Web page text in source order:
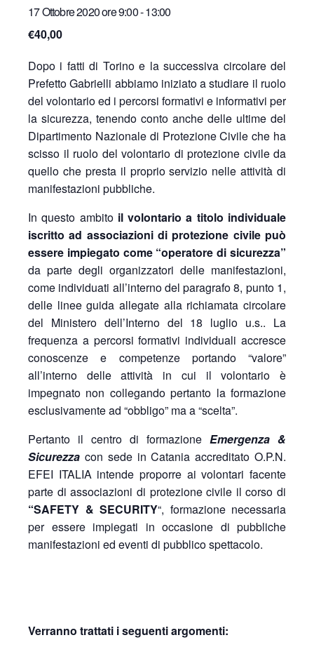
17 Ottobre 2020 ore 9:00-13:00
€40,00
Dopo i fatti di Torino e la successiva circolare del
Prefetto Gabrielli abbiamo iniziato a studiare il ruolo
del volontario ed i percorsi formativi e informativi per
la sicurezza, tenendo conto anche delle ultime del
Dipartimento Nazionale di Protezione Civile che ha
scisso il ruolo del volontario di protezione civile da
quello che presta il proprio servizio nelle attività di
manifestazioni pubbliche.
In questo ambito il volontario a titolo individuale
iscritto ad associazioni di protezione civile può
essere impiegato come “operatore di sicurezza”
da parte degli organizzatori delle manifestazioni,
come individuati all’interno del paragrafo 8, punto 1,
delle linee guida allegate alla richiamata circolare
del Ministero dell’Interno del 18 luglio u.s.. La
frequenza a percorsi formativi individuali accresce
conoscenze e competenze portando “valore”
all’interno delle attività in cui il volontario è
impegnato non collegando pertanto la formazione
esclusivamente ad “obbligo” ma a “scelta”.
Pertanto il centro di formazione Emergenza &
Sicurezza con sede in Catania accreditato O.P.N.
EFEI ITALIA intende proporre ai volontari facente
parte di associazioni di protezione civile il corso di
“SAFETY & SECURITY“, formazione necessaria
per essere impiegati in occasione di pubbliche
manifestazioni ed eventi di pubblico spettacolo.
Verranno trattati i seguenti argomenti: